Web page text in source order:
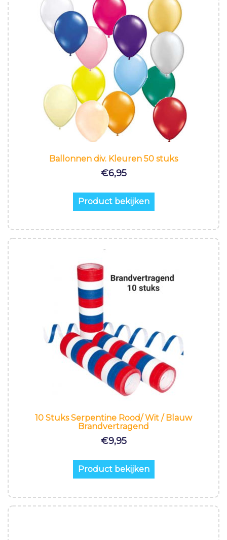
Ballonnen div. Kleuren 50 stuks
€6,95
Product bekijken
10 Stuks Serpentine Rood/ Wit / Blauw
Brandvertragend
€9,95
Product bekijken